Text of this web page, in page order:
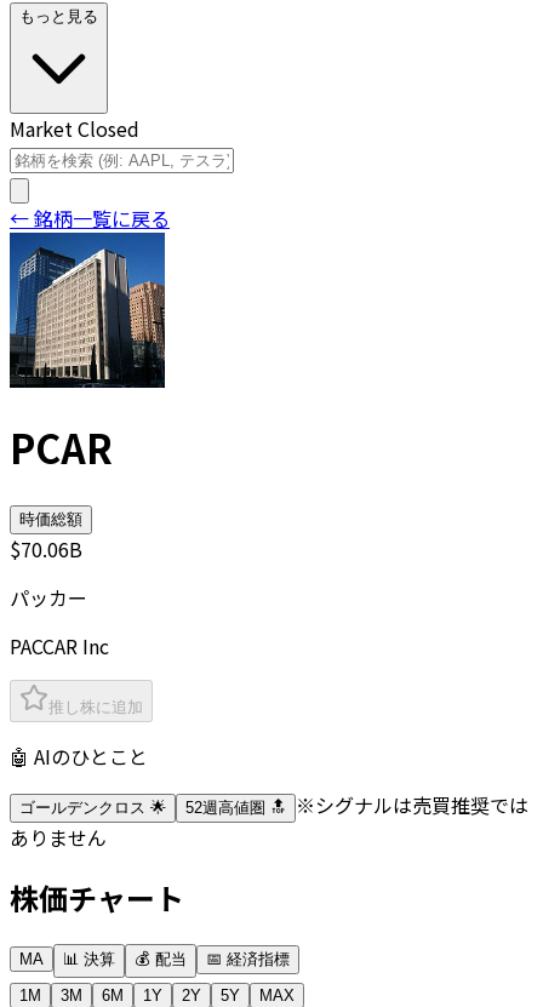
もっと見る
Market Closed
← 銘柄一覧に戻る
PCAR
時価総額
$70.06B
パッカー
PACCAR Inc
推し株に追加
🤖 AIのひとこと
ゴールデンクロス 🌟 52週高値圏 🔝
※シグナルは売買推奨では
ありません
株価チャート
MA 📊 決算 💰 配当
📅 経済指標
1M
3M 6M 1Y 2Y 5Y MAX